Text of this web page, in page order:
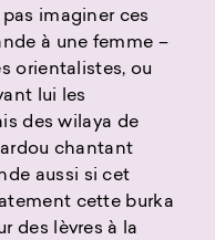
imaginer ces
à une femme –
orientalistes, ou
lui les
des wilaya de
chantant
aussi si cet
cette burka
des lèvres à la